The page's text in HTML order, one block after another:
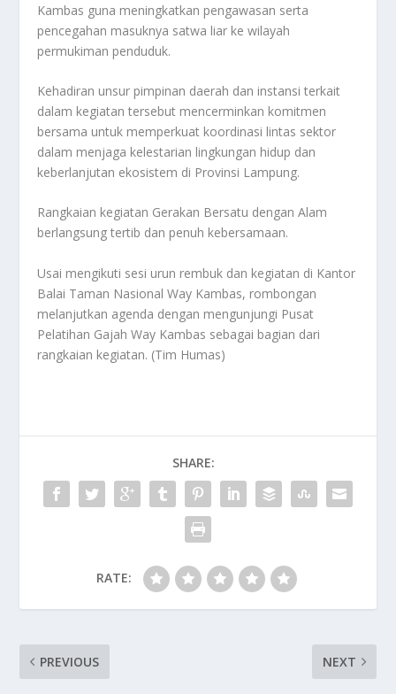
Kambas guna meningkatkan pengawasan serta
pencegahan masuknya satwa liar ke wilayah
permukiman penduduk.
Kehadiran unsur pimpinan daerah dan instansi terkait
dalam kegiatan tersebut mencerminkan komitmen
bersama untuk memperkuat koordinasi lintas sektor
dalam menjaga kelestarian lingkungan hidup dan
keberlanjutan ekosistem di Provinsi Lampung.
Rangkaian kegiatan Gerakan Bersatu dengan Alam
berlangsung tertib dan penuh kebersamaan.
Usai mengikuti sesi urun rembuk dan kegiatan di Kantor
Balai Taman Nasional Way Kambas, rombongan
melanjutkan agenda dengan mengunjungi Pusat
Pelatihan Gajah Way Kambas sebagai bagian dari
rangkaian kegiatan. (Tim Humas)
SHARE:
RATE:
PREVIOUS NEXT